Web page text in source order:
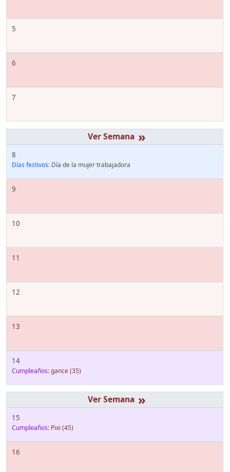
5
6
7
»
8
Días festivos: Día de la mujer trabajadora
9
10
11
12
13
14
Cumpleaños:gance(35)
»
15
Cumpleaños: Pixi (45)
16